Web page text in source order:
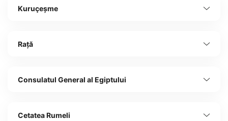
Kuruçeșme
Rață
Consulatul General al Egiptului
Cetatea Rumeli